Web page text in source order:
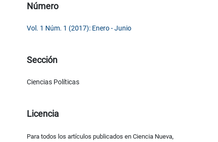
Número
Vol. 1 Núm. 1 (2017): Enero - Junio
Sección
Ciencias Políticas
Licencia
Para todos los artículos publicados en Ciencia Nueva,